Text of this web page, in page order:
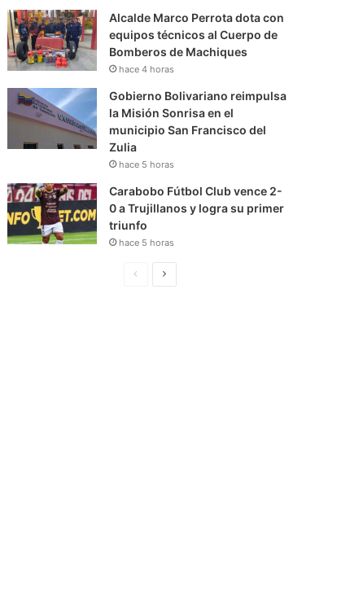
Alcalde Marco Perrota dota con
equipos técnicos al Cuerpo de
Bomberos de Machiques
hace 4 horas
Gobierno Bolivariano reimpulsa
la Misión Sonrisa en el
municipio San Francisco del
Zulia
hace 5 horas
Carabobo Fútbol Club vence 2-
0 a Trujillanos y logra su primer
triunfo
hace 5 horas
S